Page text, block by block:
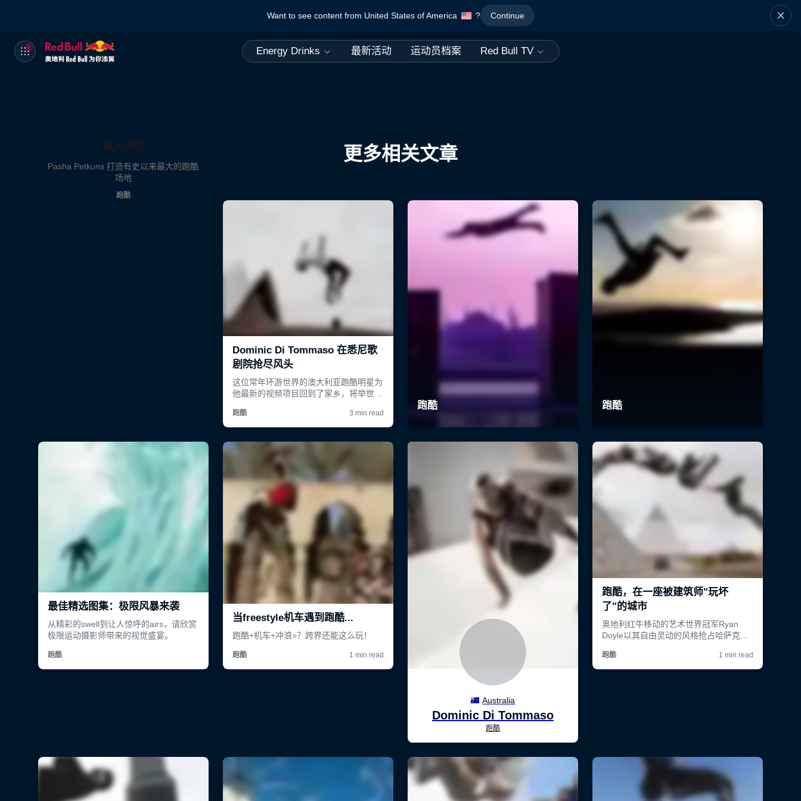
Want to see content from United States of America ? Continue
Energy Drinks 最新活动 运动员档案 Red Bull TV
更多相关文章
真人弹球
Pasha Petkuns 打造有史以来最大的跑酷
场地
跑酷